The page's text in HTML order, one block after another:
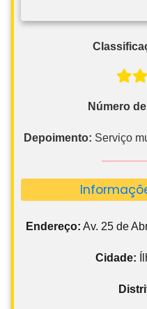
Número
Depoimento: Serviço
Endereço: Av. 25 de
Cidade: